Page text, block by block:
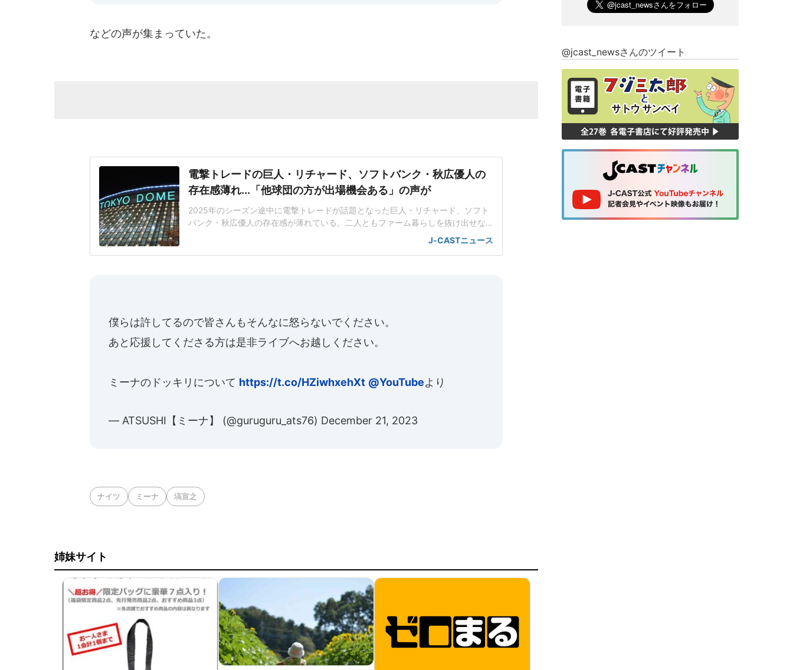
などの声が集まっていた。
電撃トレードの巨人・リチャード、ソフトバンク・秋広優人の
存在感薄れ...「他球団の方が出場機会ある」の声が
2025年のシーズン途中に電撃トレードが話題となった巨人・リチャード、ソフト
バンク・秋広優人の存在感が薄れている。二人ともファーム暮らしを抜け出せな
いリチャードはソフトバンク在籍時にウエスタン・リーグで5年連続本塁打王に輝
いた長打力を評価され、秋広優人、大江竜聖と2対1のトレードで25年5月に巨人に
J-CASTニュース
僕らは許してるので皆さんもそんなに怒らないでください。
あと応援してくださる方は是非ライブへお越しください。
ミーナのドッキリについて https://t.co/HZiwhxehXt @YouTubeより
— ATSUSHI【ミーナ】 (@guruguru_ats76) December 21, 2023
ナイツ ミーナ 塙宣之
姉妹サイト
@jcast_newsさんのツイート